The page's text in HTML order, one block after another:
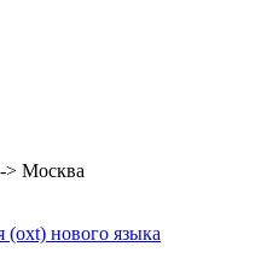
> Москва
(oxt) нового языка